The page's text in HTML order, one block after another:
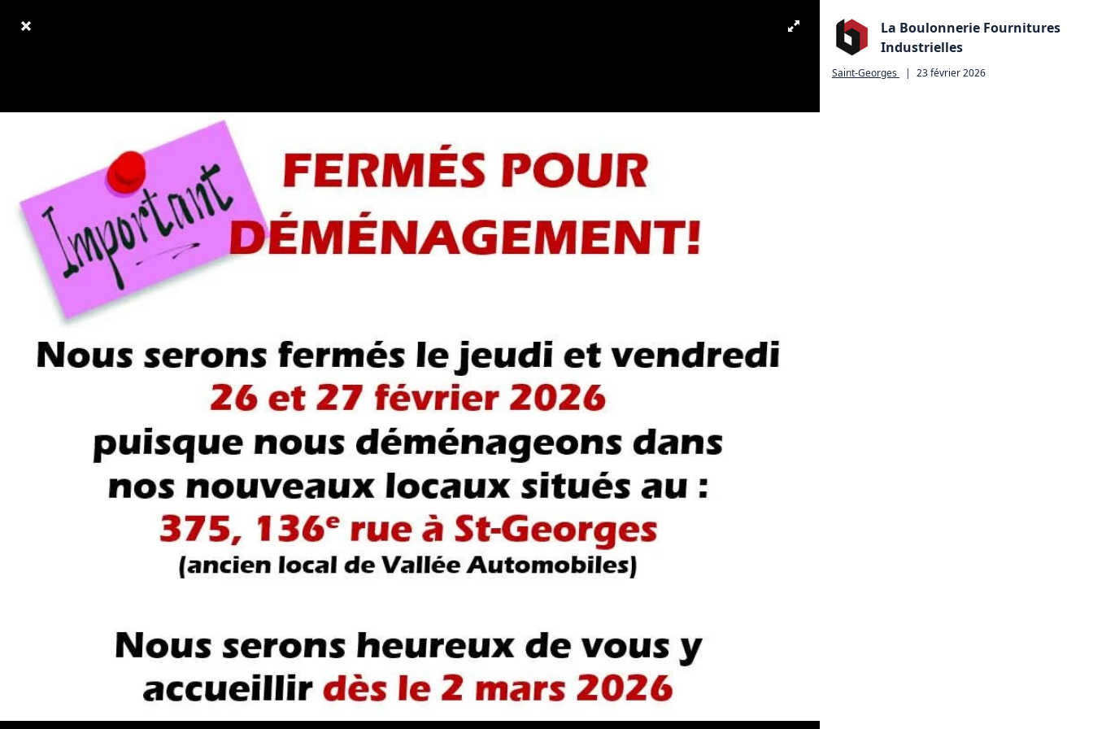
La Boulonnerie Fournitures
Industrielles
Saint-Georges | 23 février 2026